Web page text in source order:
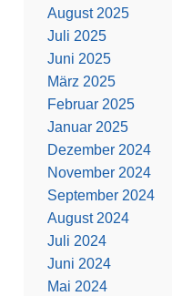
August 2025
Juli 2025
Juni 2025
März 2025
Februar 2025
Januar 2025
Dezember 2024
November 2024
September 2024
August 2024
Juli 2024
Juni 2024
Mai 2024